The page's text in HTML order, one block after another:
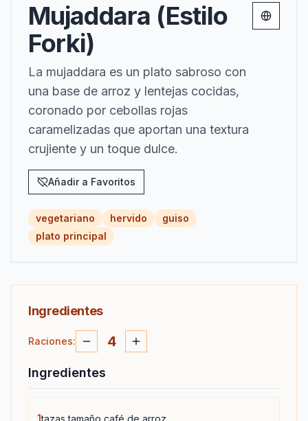
Mujaddara (Estilo
Forki)
La mujaddara es un plato sabroso con
una base de arroz y lentejas cocidas,
coronado por cebollas rojas
caramelizadas que aportan una textura
crujiente y un toque dulce.
Añadir a Favoritos
Change
vegetariano hervido
guiso
plato principal
Ingredientes
Raciones: 4
Ingredientes
1tazas tamaño café de arroz